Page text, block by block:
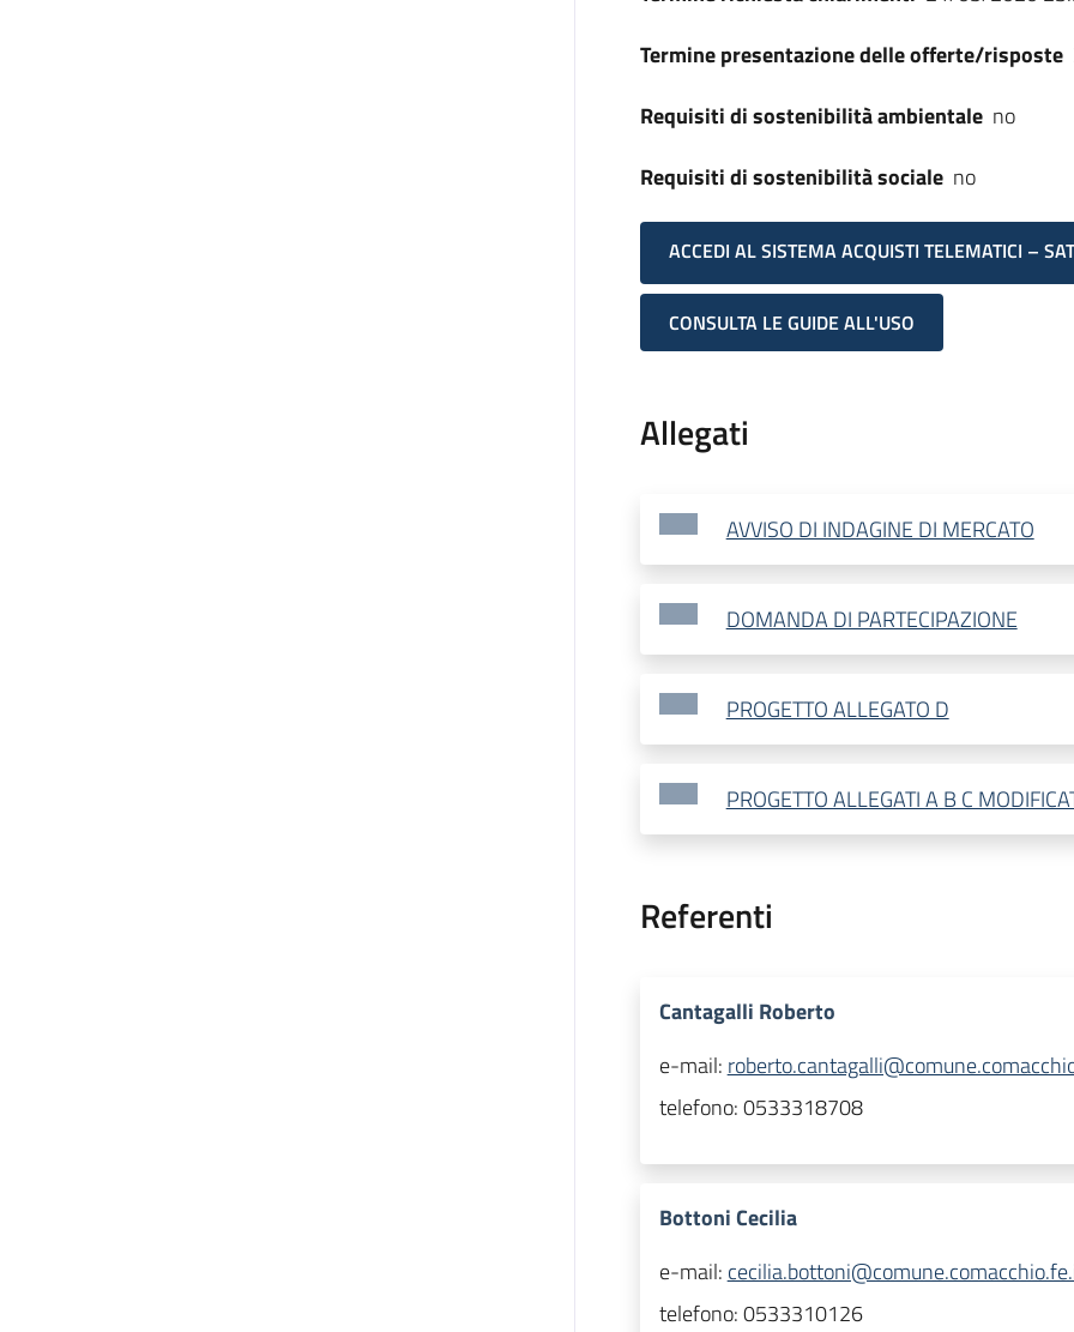
Termine presentazione delle offerte/risposte
Requisiti di sostenibilità ambientale no
Requisiti di sostenibilità sociale no
ACCEDI AL SISTEMA ACQUISTI TELEMATICI –
CONSULTA LE GUIDE ALL'USO
Allegati
AVVISO DI INDAGINE DI MERCATO
DOMANDA DI PARTECIPAZIONE
PROGETTO ALLEGATO D
PROGETTO ALLEGATI A B C
Referenti
Cantagalli Roberto
e-mail:
telefono:0533318708
Bottoni Cecilia
e-mail:
telefono:0533310126